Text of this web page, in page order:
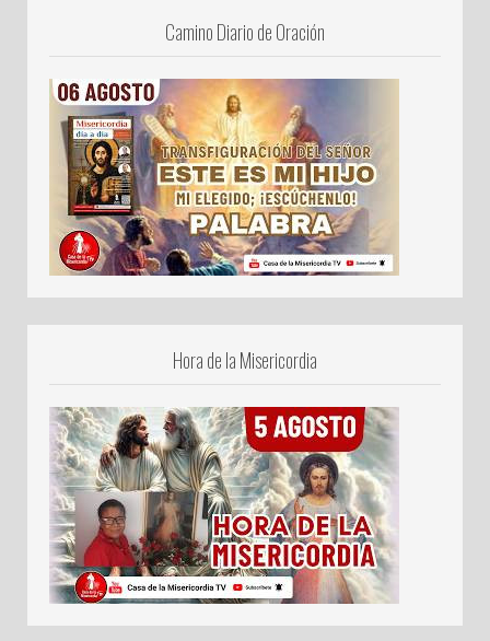
Camino Diario de Oración
Hora de la Misericordia